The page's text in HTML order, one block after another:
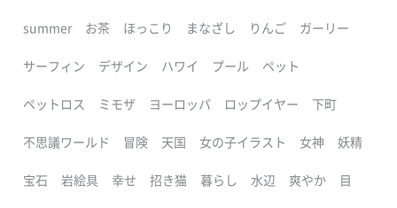
summer お茶 ほっこり まなざし りんご ガーリー
サーフィン デザイン ハワイ プール ペット
ペットロス ミモザ ヨーロッパ ロップイヤー 下町
不思議ワールド 冒険 天国 女の子イラスト 女神 妖精
宝石 岩絵具 幸せ 招き猫 暮らし 水辺 爽やか 目